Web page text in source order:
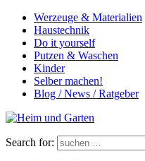
Werzeuge & Materialien
Haustechnik
Do it yourself
Putzen & Waschen
Kinder
Selber machen!
Blog / News / Ratgeber
Search for: